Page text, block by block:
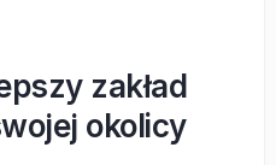
zakład
okolicy